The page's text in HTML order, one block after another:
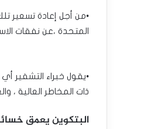
•من أجل إعادة تسعير
المتحدة ،عن نفقات
•يقول خبراء التشفير
ذات المخاطر العالية ،
البتكوين يعمق